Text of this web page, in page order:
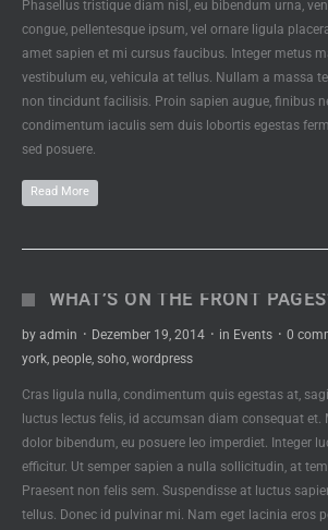
Phasellus tristique diam nisl, eu bibendum urna,
congue, pellentesque ipsum, vel ornare ligula
amet sapien et mi cursus faucibus. Integer metus
vestibulum eu, vehicula at tellus. Nullam a massa
non tincidunt facilisis. Proin sapien augue, finibus
condimentum iaculis sem duis lobortis egestas
sed posuere.
Read More
WHAT’S ON THE FRONT
by admin · Dezember 19, 2014 · in Events · 0
york, people, soho, wordpress
Cras ligula nulla, condimentum quis egestas at,
luctus lectus felis, id accumsan diam consequat et.
dolor bibendum, eu posuere leo imperdiet. Integer
efficitur. Ut semper sapien a nulla sollicitudin, at
Praesent non felis sem. Suspendisse at luctus
tellus. Donec id pulvinar mi. Nam eget lacinia eros